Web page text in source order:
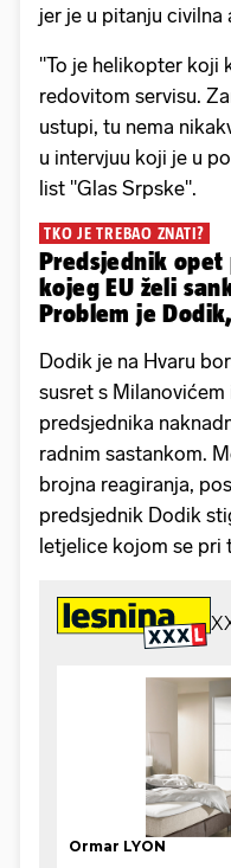
jer je u pitanju civilna
"To je helikopter koji
redovitom servisu.
ustupi, tu nema
u intervjuu koji je u
list "Glas Srpske".
TKO JE TREBAO ZNATI?
Predsjednik
kojeg EU želi
Problem je
Dodik je na Hvaru
susret s
predsjednika
radnim sastankom.
brojna reagiranja,
predsjednik Dodik
letjelice kojom se pri